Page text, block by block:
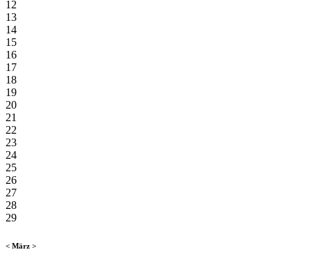
12
13
14
15
16
17
18
19
20
21
22
23
24
25
26
27
28
29
< März >